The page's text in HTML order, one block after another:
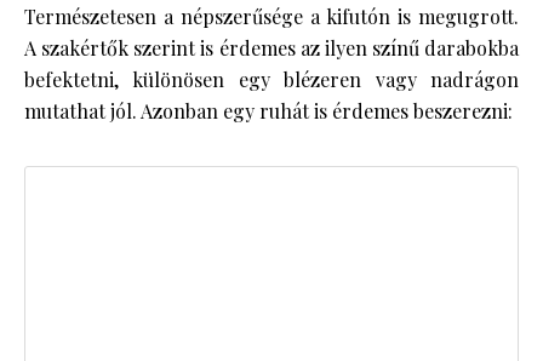
Természetesen a népszerűsége a kifutón is megugrott.
A szakértők szerint is érdemes az ilyen színű darabokba
befektetni, különösen egy blézeren vagy nadrágon
mutathat jól. Azonban egy ruhát is érdemes beszerezni: